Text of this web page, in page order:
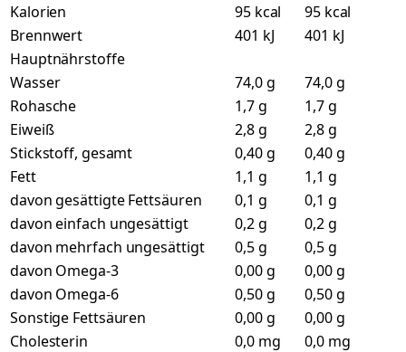
Kalorien
95 kcal
95 kcal
Brennwert
401 kJ
401 kJ
Hauptnährstoffe
Wasser
74,0 g
74,0 g
Rohasche
1,7 g
1,7 g
Eiweiß
2,8 g
2,8 g
Stickstoff, gesamt
0,40 g
0,40 g
Fett
1,1 g
1,1 g
davon gesättigte Fettsäuren
0,1 g
0,1 g
davon einfach ungesättigt
0,2 g
0,2 g
davon mehrfach ungesättigt
0,5 g
0,5 g
davon Omega-3
0,00 g
0,00 g
davon Omega-6
0,50 g
0,50 g
Sonstige Fettsäuren
0,00 g
0,00 g
Cholesterin
0,0 mg 0,0 mg